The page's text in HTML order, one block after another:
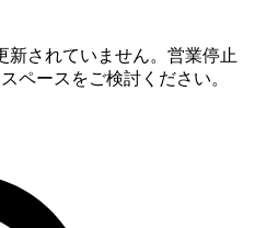
新されていません。営業停止
ペースをご検討ください。